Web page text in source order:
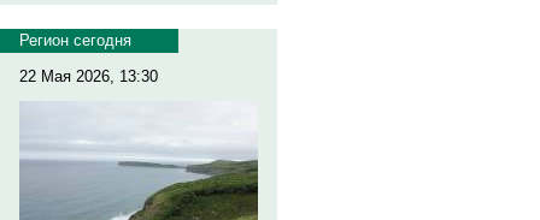
Регион сегодня
22 Мая 2026, 13:30